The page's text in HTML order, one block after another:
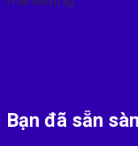
Bạn đã sẵn